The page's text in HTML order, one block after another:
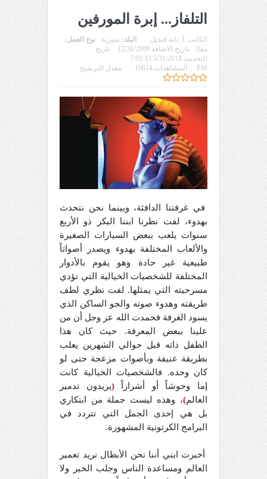
التلفاز... إبرة المورفين
الكاتب: أ. دانة قنديل البلد: سورية
نوع العمل:
مقال
تاريخ الاضافة 12/26/2009
تاريخ
التحديث 5/31/2018 7:02:33
PM
المشاهدات 10614 معدل الترشيح
في غرفتنا الدافئة، وبينما نحن نتحدث
بهدوء،
لفت نظرنا ابننا البكر ذو الأربع
سنوات يلعب ببعض السيارات الصغيرة
والألعاب المختلفة بهدوء ويصدر أصواتاً
طبيعية غير حادة وهو يقوم بالأدوار
المختلفة للشخصيات الخيالية التي تؤدي
مسرحيته التي يمثلها. لفت نظري لطف
طريقته وهدوء صوته والجو الساكن الذي
يسود الغرفة فحمدت الله عز وجل أن من
علينا ببعض المعرفة. حيث كان هذا
الطفل ذاته قبل حوالي الشهرين يعلب
بطريقة عنيفة وبأصوات مزعجة حتى لو
كان وحده. فالشخصيات الخيالية كانت
إما وحوشاً أو أشراراً(يريدون تدمير
العالم)، وهذه ليست جملة من ابتكاري
بل هي إحدى الجمل التي تتردد في
البرامج الكرتونية المشهورة.
أخبرت ابني أننا نحن الأبطال نريد تعمير
العالم ومساعدة الناس وجلب الخير ولا